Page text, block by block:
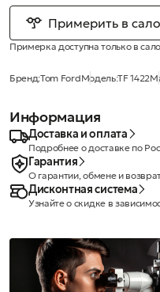
Примерить в
Примерка доступна только в
Бренд:Tom FordМодель:TF 1422
Информация
Доставка и оплата
Подробнее о доставке по
Гарантия
О гарантии, обмене и
Дисконтная система
Узнайте о скидке в